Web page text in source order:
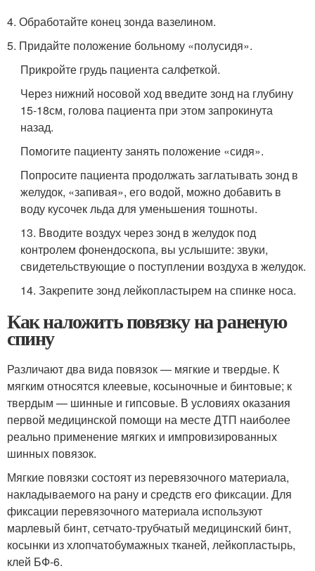
4. Обработайте конец зонда вазелином.
5. Придайте положение больному «полусидя».
Прикройте грудь пациента салфеткой.
Через нижний носовой ход введите зонд на глубину
15-18см, голова пациента при этом запрокинута
назад.
Помогите пациенту занять положение «сидя».
Попросите пациента продолжать заглатывать зонд в
желудок, «запивая», его водой, можно добавить в
воду кусочек льда для уменьшения тошноты.
13. Вводите воздух через зонд в желудок под
контролем фонендоскопа, вы услышите: звуки,
свидетельствующие о поступлении воздуха в желудок.
14. Закрепите зонд лейкопластырем на спинке носа.
Как наложить повязку на раненую
спину
Различают два вида повязок — мягкие и твердые. К
мягким относятся клеевые, косыночные и бинтовые; к
твердым — шинные и гипсовые. В условиях оказания
первой медицинской помощи на месте ДТП наиболее
реально применение мягких и импровизи­рованных
шинных повязок.
Мягкие повязки состоят из пе­ревязочного материала,
накла­дываемого на рану и средств его фиксации. Для
фиксации перевя­зочного материала используют
марлевый бинт, сетчато-трубчатый медицинский бинт,
косынки из хлопчатобумаж­ных тканей, лейкопластырь,
клей БФ-6.